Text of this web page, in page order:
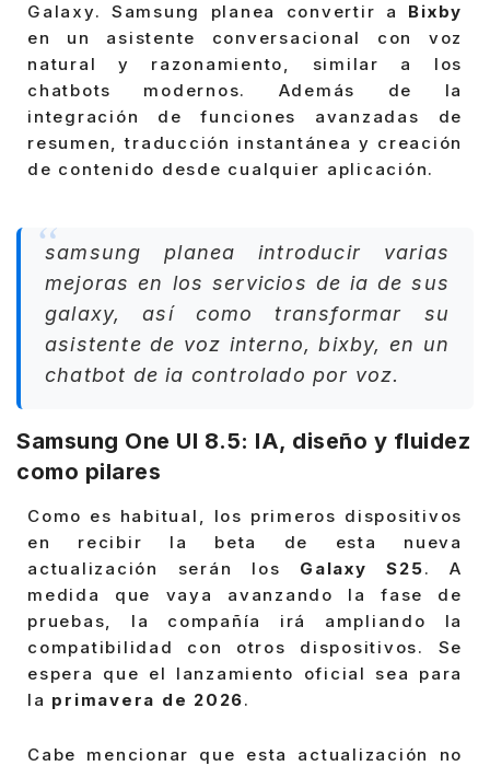
Galaxy. Samsung planea convertir a Bixby
en un asistente conversacional con voz
natural y razonamiento, similar a los
chatbots modernos. Además de la
integración de funciones avanzadas de
resumen, traducción instantánea y creación
de contenido desde cualquier aplicación.
samsung planea introducir varias
mejoras en los servicios de ia de sus
galaxy, así como transformar su
asistente de voz interno, bixby, en un
chatbot de ia controlado por voz.
Samsung One UI 8.5: IA, diseño y fluidez
como pilares
Como es habitual, los primeros dispositivos
en recibir la beta de esta nueva
actualización serán los Galaxy S25. A
medida que vaya avanzando la fase de
pruebas, la compañía irá ampliando la
compatibilidad con otros dispositivos. Se
espera que el lanzamiento oficial sea para
la primavera de 2026.
Cabe mencionar que esta actualización no